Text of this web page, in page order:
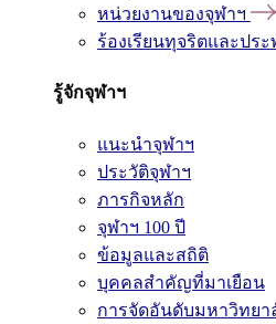
หน่วยงานของจุฬาฯ
ร้องเรียนทุจริตและปร
รู้จักจุฬาฯ
แนะนำจุฬาฯ
ประวัติจุฬาฯ
ภารกิจหลัก
จุฬาฯ 100 ปี
ข้อมูลและสถิติ
บุคคลสำคัญที่มาเยือน
การจัดอันดับมหาวิทยา